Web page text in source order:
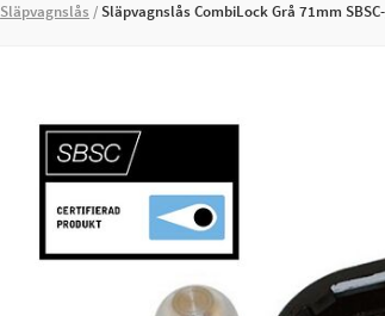
Släpvagnslås Släpvagnslås CombiLock Grå 71mm